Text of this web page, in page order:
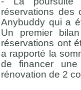
réservations des
Anybuddy qui a
Un premier
réservations ont
a rapporté la
de financer
rénovation de 2